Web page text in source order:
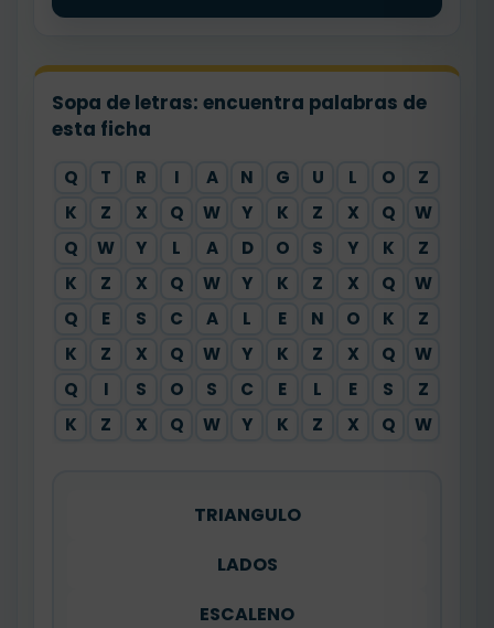
Sopa de letras: encuentra palabras de
esta ficha
Q T R I A N G U L O
Z
K
Z X Q W Y K Z X Q
W
Q
W Y L A D O S Y K
Z
K
Z X Q W Y K Z X Q
W
Q
E S C A L E N O K
Z
K
Z X Q W Y K Z X Q
W
Q
I S O S C E L E S
Z
K
Z X Q W Y K Z X Q W
TRIANGULO
LADOS
ESCALENO